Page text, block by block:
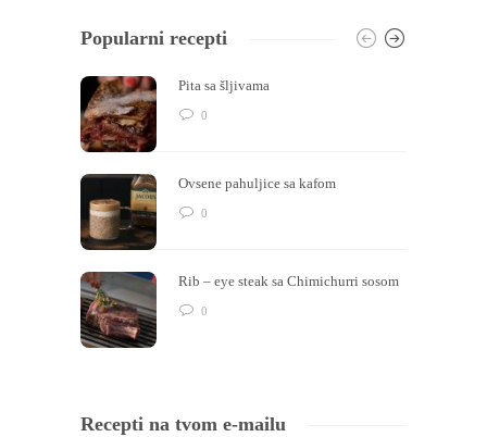
Popularni recepti
Pita sa šljivama
0
Ovsene pahuljice sa kafom
0
Rib – eye steak sa Chimichurri sosom
0
Recepti na tvom e-mailu